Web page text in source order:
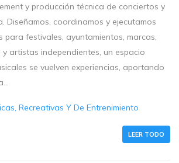
y producción técnica de conciertos y
Diseñamos, coordinamos y ejecutamos
para festivales, ayuntamientos, marcas,
artistas independientes, un espacio
se vuelven experiencias, aportando
Recreativas Y De Entrenimiento
LEER TODO